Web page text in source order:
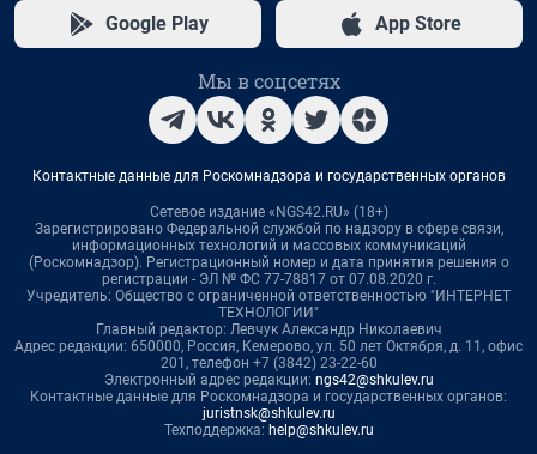
Google Play App Store
Мы в соцсетях
Контактные данные для Роскомнадзора и государственных органов
Сетевое издание «NGS42.RU» (18+)
Зарегистрировано Федеральной службой по надзору в сфере связи,
информационных технологий и массовых коммуникаций
(Роскомнадзор). Регистрационный номер и дата принятия решения о
регистрации - ЭЛ № ФС 77-78817 от 07.08.2020 г.
Учредитель: Общество с ограниченной ответственностью "ИНТЕРНЕТ
ТЕХНОЛОГИИ"
Главный редактор: Левчук Александр Николаевич
Адрес редакции: 650000, Россия, Кемерово, ул. 50 лет Октября, д. 11, офис
201, телефон +7 (3842) 23-22-60
Электронный адрес редакции: ngs42@shkulev.ru
Контактные данные для Роскомнадзора и государственных органов:
juristnsk@shkulev.ru
Техподдержка: help@shkulev.ru